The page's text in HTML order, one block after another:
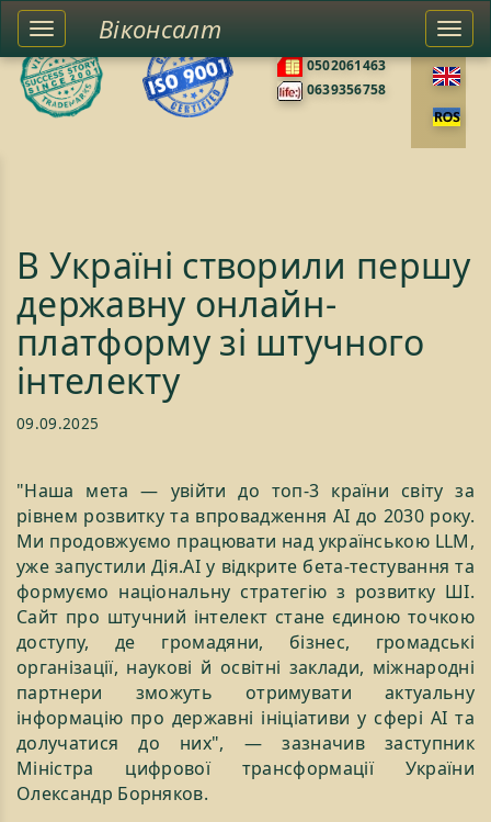
0502061463
0639356758
Toggle
left
sidebar
Віконсалт
В Україні створили першу
державну онлайн-
платформу зі штучного
інтелекту
09.09.2025
"Наша мета — увійти до топ-3 країни світу за
рівнем розвитку та впровадження AI до 2030 року.
Ми продовжуємо працювати над українською LLM,
уже запустили Дія.АІ у відкрите бета-тестування та
формуємо національну стратегію з розвитку ШІ.
Сайт про штучний інтелект стане єдиною точкою
доступу, де громадяни, бізнес, громадські
організації, наукові й освітні заклади, міжнародні
партнери зможуть отримувати актуальну
інформацію про державні ініціативи у сфері AI та
долучатися до них", — зазначив заступник
Міністра цифрової трансформації України
Олександр Борняков.